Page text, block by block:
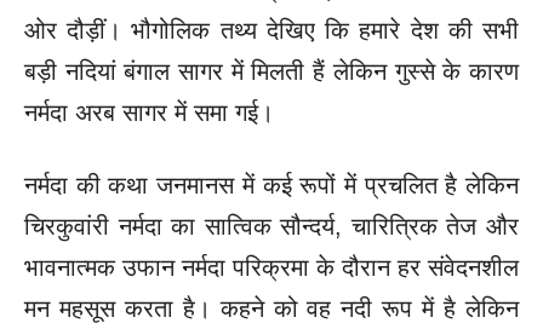
ओर दौड़ीं। भौगोलिक तथ्य देखिए कि हमारे देश की सभी
बड़ी नदियां बंगाल सागर में मिलती हैं लेकिन गुस्से के कारण
नर्मदा अरब सागर में समा गई।
नर्मदा की कथा जनमानस में कई रूपों में प्रचलित है लेकिन
चिरकुवांरी नर्मदा का सात्विक सौन्दर्य, चारित्रिक तेज और
भावनात्मक उफान नर्मदा परिक्रमा के दौरान हर संवेदनशील
मन महसूस करता है। कहने को वह नदी रूप में है लेकिन